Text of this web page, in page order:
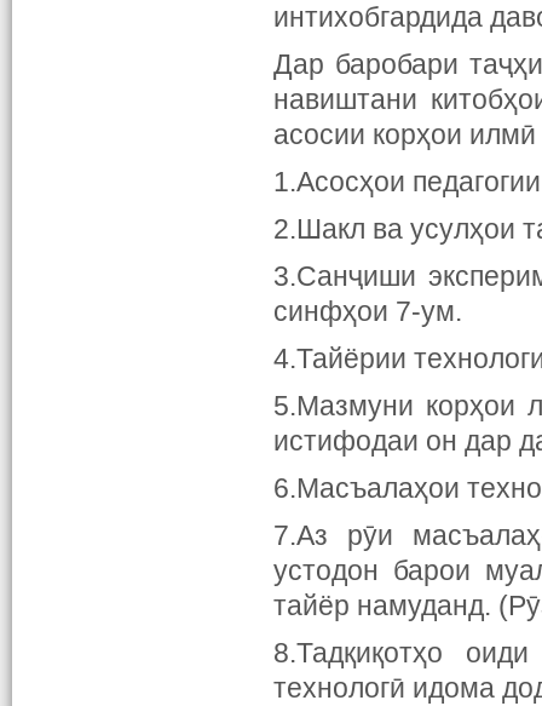
интихобгардида
Дар баробари
навиштани
асосии корҳои
1.Асосҳои
2.Шакл ва усулҳои
3.Санҷиши
синфҳои 7-ум.
4.Тайёрии
5.Мазмуни корҳои
истифодаи он дар
6.Масъалаҳои
7.Аз рӯи
устодон барои
тайёр намуданд.
8.Тадқиқотҳо
технологӣ идома